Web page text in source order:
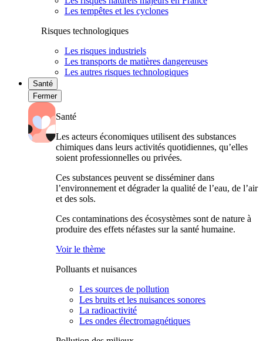
Les tempêtes et les cyclones
Risques technologiques
Les risques industriels
Les transports de matières dangereuses
Les autres risques technologiques
Santé
Fermer
Santé
Les acteurs économiques utilisent des substances
chimiques dans leurs activités quotidiennes, qu’elles
soient professionnelles ou privées.
Ces substances peuvent se disséminer dans
l’environnement et dégrader la qualité de l’eau, de l’air
et des sols.
Ces contaminations des écosystèmes sont de nature à
produire des effets néfastes sur la santé humaine.
Voir le thème
Polluants et nuisances
Les sources de pollution
Les bruits et les nuisances sonores
La radioactivité
Les ondes électromagnétiques